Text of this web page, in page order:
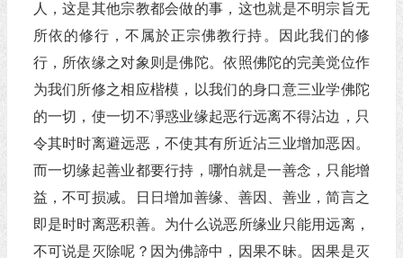
人，这是其他宗教都会做的事，这也就是不明宗旨无
所依的修行，不属於正宗佛教行持。因此我们的修
行，所依缘之对象则是佛陀。依照佛陀的完美觉位作
为我们所修之相应楷模，以我们的身口意三业学佛陀
的一切，使一切不凈惑业缘起恶行远离不得沾边，只
令其时时离避远恶，不使其有所近沾三业增加恶因。
而一切缘起善业都要行持，哪怕就是一善念，只能增
益，不可损减。日日增加善缘、善因、善业，简言之
即是时时离恶积善。为什么说恶所缘业只能用远离，
不可说是灭除呢？因为佛諦中，因果不昧。因果是灭